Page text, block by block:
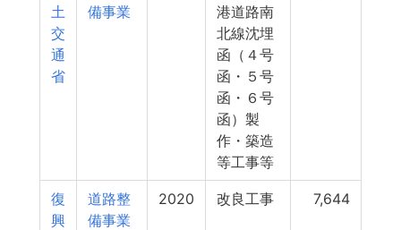
土
交
通
省
備事業
港道路南
北線沈埋
函（４号
函・５号
函・６号
函）製
作・築造
等工事等
復
興
道路整
備事業
2020 改良工事 7,644